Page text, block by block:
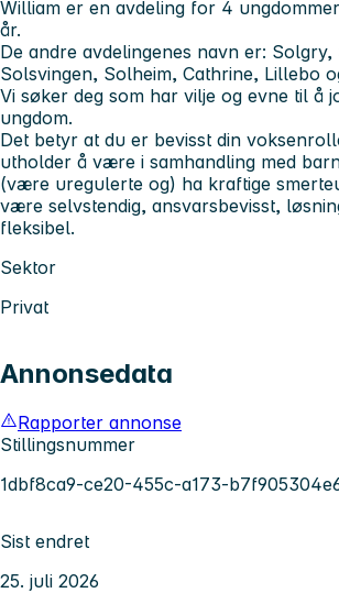
William er en avdeling for 4
år.
De andre avdelingenes navn er: Solgry,
Solsvingen, Solheim, Cathrine, Lillebo
Vi søker deg som har vilje og evne til å
ungdom.
Det betyr at du er bevisst din
utholder å være i samhandling med
(være uregulerte og) ha kraftige
være selvstendig, ansvarsbevisst,
fleksibel.
Sektor
Privat
Annonsedata
Rapporter annonse
Stillingsnummer
1dbf8ca9-ce20-455c-a173-
Sist endret
25. juli 2026